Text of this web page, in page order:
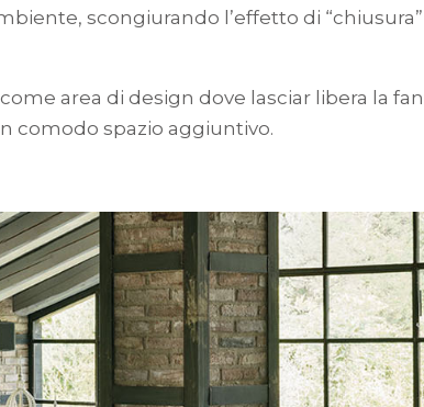
scongiurando l’effetto di
area di design dove lasciar libera la
comodo spazio aggiuntivo.